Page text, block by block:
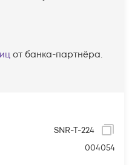
SNR-T-224
004054
от банка-партнёра.